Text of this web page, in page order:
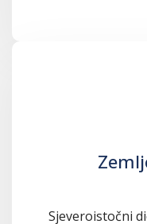
Sjeveroistočni